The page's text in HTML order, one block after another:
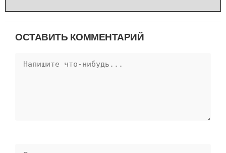
ОСТАВИТЬ КОММЕНТАРИЙ